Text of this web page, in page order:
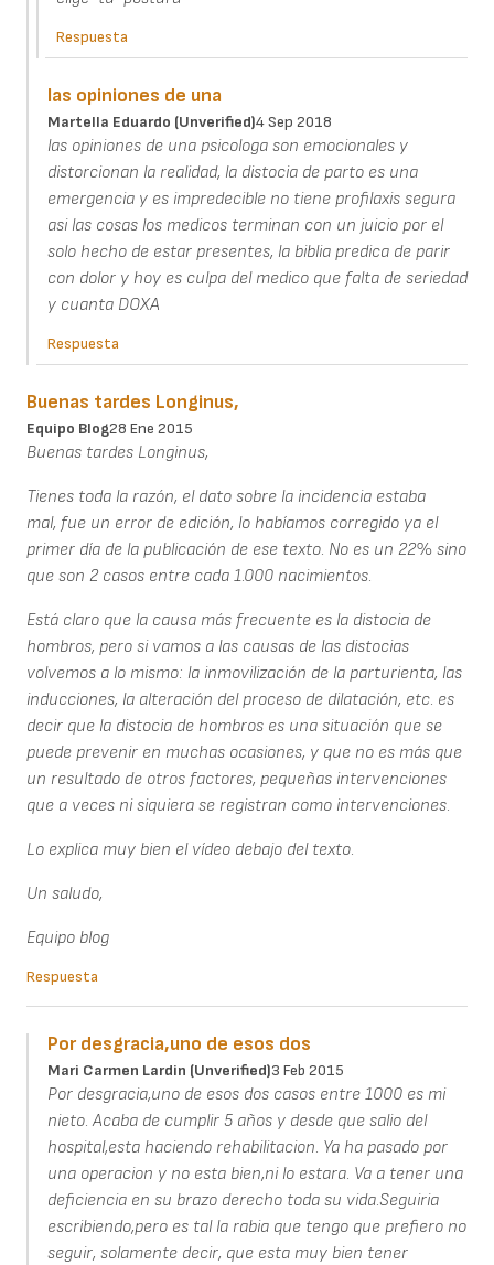
Respuesta
las opiniones de una
Martella Eduardo (unverified)4 Sep 2018
las opiniones de una psicologa son emocionales y
distorcionan la realidad, la distocia de parto es una
emergencia y es impredecible no tiene profilaxis segura
asi las cosas los medicos terminan con un juicio por el
solo hecho de estar presentes, la biblia predica de parir
con dolor y hoy es culpa del medico que falta de seriedad
y cuanta DOXA
Respuesta
Buenas tardes Longinus,
Equipo Blog28 Ene 2015
Buenas tardes Longinus,
Tienes toda la razón, el dato sobre la incidencia estaba
mal, fue un error de edición, lo habíamos corregido ya el
primer día de la publicación de ese texto. No es un 22% sino
que son 2 casos entre cada 1.000 nacimientos.
Está claro que la causa más frecuente es la distocia de
hombros, pero si vamos a las causas de las distocias
volvemos a lo mismo: la inmovilización de la parturienta, las
inducciones, la alteración del proceso de dilatación, etc. es
decir que la distocia de hombros es una situación que se
puede prevenir en muchas ocasiones, y que no es más que
un resultado de otros factores, pequeñas intervenciones
que a veces ni siquiera se registran como intervenciones.
Lo explica muy bien el vídeo debajo del texto.
Un saludo,
Equipo blog
Respuesta
Por desgracia,uno de esos dos
Mari Carmen Lardin (unverified)3 Feb 2015
Por desgracia,uno de esos dos casos entre 1000 es mi
nieto. Acaba de cumplir 5 años y desde que salio del
hospital,esta haciendo rehabilitacion. Ya ha pasado por
una operacion y no esta bien,ni lo estara. Va a tener una
deficiencia en su brazo derecho toda su vida.Seguiria
escribiendo,pero es tal la rabia que tengo que prefiero no
seguir, solamente decir, que esta muy bien tener